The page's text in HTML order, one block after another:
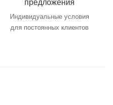
предложения
Индивидуальные условия
для постоянных клиентов